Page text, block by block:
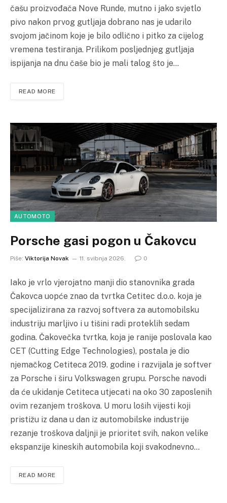
čašu proizvođača Nove Runde, mutno i jako svjetlo
pivo nakon prvog gutljaja dobrano nas je udarilo
svojom jačinom koje je bilo odlično i pitko za cijelog
vremena testiranja. Prilikom posljednjeg gutljaja
ispijanja na dnu čaše bio je mali talog što je…
READ MORE
AUTOMOTO
Porsche gasi pogon u Čakovcu
Piše: Viktorija Novak 11. svibnja 2026. 0
Iako je vrlo vjerojatno manji dio stanovnika grada
Čakovca uopće znao da tvrtka Cetitec d.o.o. koja je
specijalizirana za razvoj softvera za automobilsku
industriju marljivo i u tišini radi proteklih sedam
godina. Čakovečka tvrtka, koja je ranije poslovala kao
CET (Cutting Edge Technologies), postala je dio
njemačkog Cetiteca 2019. godine i razvijala je softver
za Porsche i širu Volkswagen grupu. Porsche navodi
da će ukidanje Cetiteca utjecati na oko 30 zaposlenih
ovim rezanjem troškova. U moru loših vijesti koji
pristižu iz dana u dan iz automobilske industrije
rezanje troškova daljnji je prioritet svih, nakon velike
ekspanzije kineskih automobila koji svakodnevno…
READ MORE